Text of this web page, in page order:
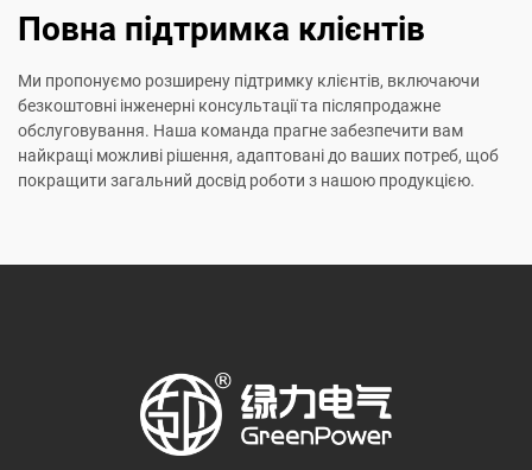
Повна підтримка клієнтів
Ми пропонуємо розширену підтримку клієнтів, включаючи
безкоштовні інженерні консультації та післяпродажне
обслуговування. Наша команда прагне забезпечити вам
найкращі можливі рішення, адаптовані до ваших потреб, щоб
покращити загальний досвід роботи з нашою продукцією.